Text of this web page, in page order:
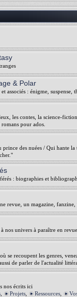
& Polar
associés : énigme,
les contes, la science-
pour ados.
prince des nuées / Qui hante
: biographies et
revue, un magazine,
à nos univers à paraître en
se recoupent les genres,
de parler de l'actualité
nos écrits ici
Projets Ressources